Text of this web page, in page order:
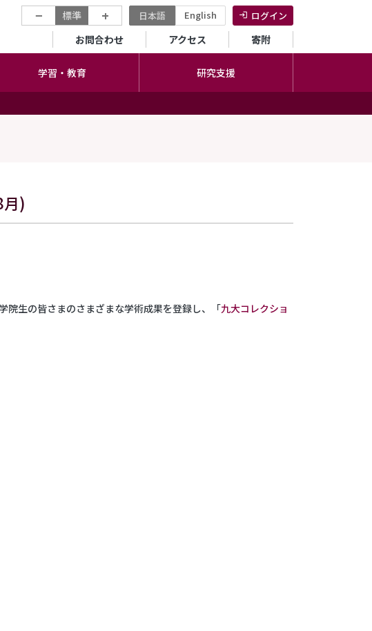
− 標準 + 日本語 English ログイン
セカンダリーメニュー
お問合わせ アクセス 寄附
学習・教育 研究支援
)
院生の皆さまのさまざまな学術成果を登録し、「九大コレクショ